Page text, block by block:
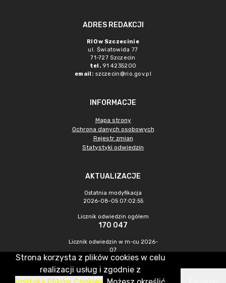
ADRES REDAKCJI
RIO w Szczecinie
ul. Światowida 77
71-727 Szczecin
tel. 91 4235200
email: szczecin@rio.gov.pl
INFORMACJE
Mapa strony
Ochrona danych osobowych
Rejestr zmian
Statystyki odwiedzin
AKTUALIZACJE
Ostatnia modyfikacja
2026-08-05 07:02:55
Licznik odwiedzin ogółem
170 047
Licznik odwiedzin w m-cu 2026-
07
275
CMS & Hosting: Nefeni Sp. z o.o.
Strona korzysta z plików cookies w celu
realizacji usług i zgodnie z